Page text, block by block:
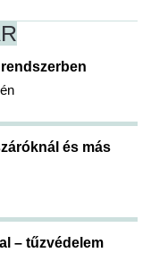
és más
– tűzvédelem